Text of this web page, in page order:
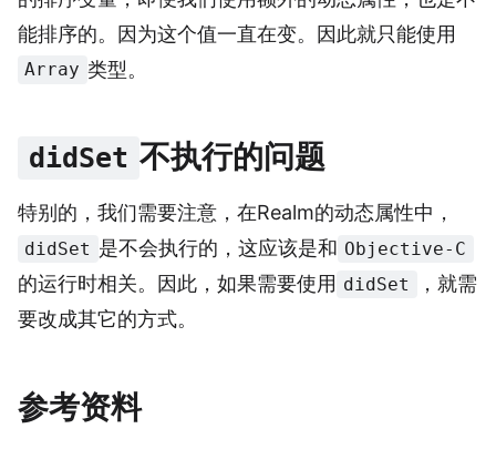
能排序的。因为这个值一直在变。因此就只能使用
Array 类型。
didSet 不执行的问题
特别的，我们需要注意，在Realm的动态属性中，
didSet 是不会执行的，这应该是和 Objective-C
的运行时相关。因此，如果需要使用 didSet
，就需
要改成其它的方式。
参考资料